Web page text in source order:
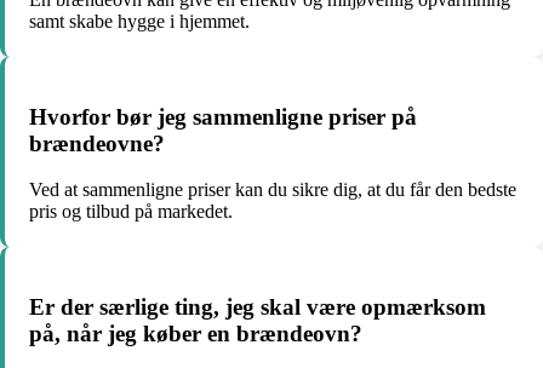
samt skabe hygge i hjemmet.
Hvorfor bør jeg sammenligne priser på
brændeovne?
Ved at sammenligne priser kan du sikre dig, at du får den bedste
pris og tilbud på markedet.
Er der særlige ting, jeg skal være opmærksom
på, når jeg køber en brændeovn?